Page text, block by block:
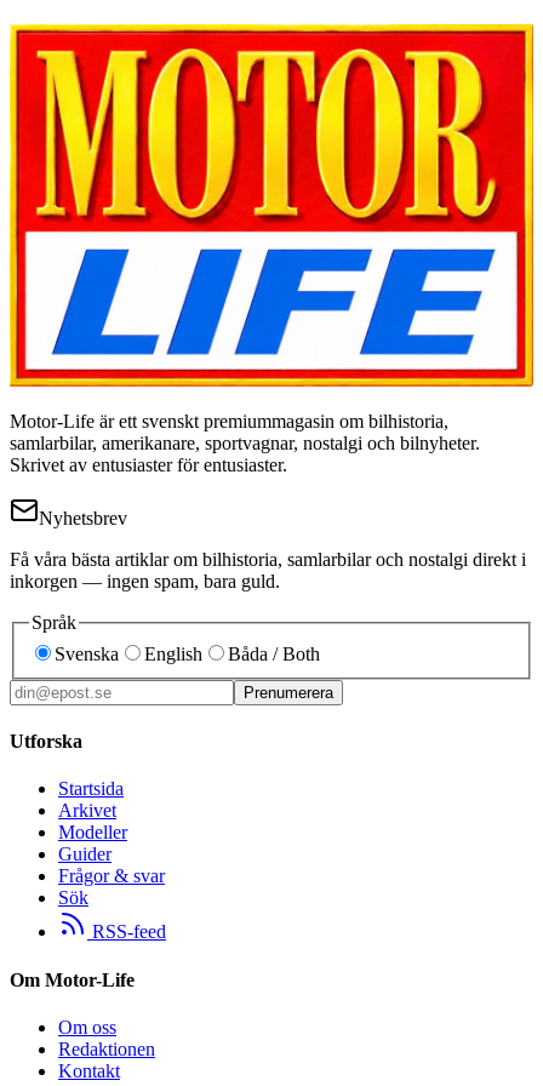
Motor-Life är ett svenskt premiummagasin om bilhistoria,
samlarbilar, amerikanare, sportvagnar, nostalgi och bilnyheter.
Skrivet av entusiaster för entusiaster.
Nyhetsbrev
Få våra bästa artiklar om bilhistoria, samlarbilar och nostalgi direkt i
inkorgen — ingen spam, bara guld.
Språk
Svenska
English Båda / Both
Prenumerera
Utforska
Startsida
Arkivet
Modeller
Guider
Frågor & svar
Sök
RSS-feed
Om Motor-Life
Om oss
Redaktionen
Kontakt